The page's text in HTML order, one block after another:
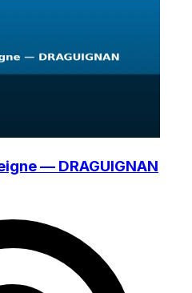
— DRAGUIGNAN